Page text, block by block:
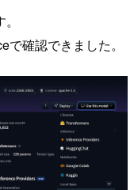
確認できました。